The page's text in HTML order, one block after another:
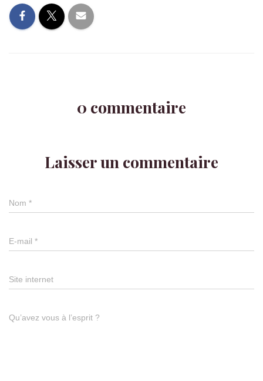
0 commentaire
Laisser un commentaire
Nom *
E-mail *
Site internet
Qu’avez vous à l’esprit ?